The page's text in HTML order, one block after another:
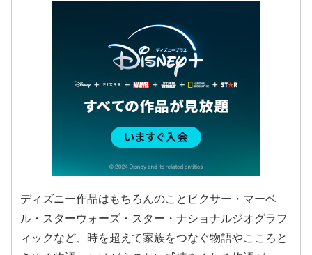
ディズニー作品はもちろんのことピクサー・マーベ
ル・スターウォーズ・スター・ナショナルジオグラフ
ィックなど、時を超えて家族をつなぐ物語やこころと